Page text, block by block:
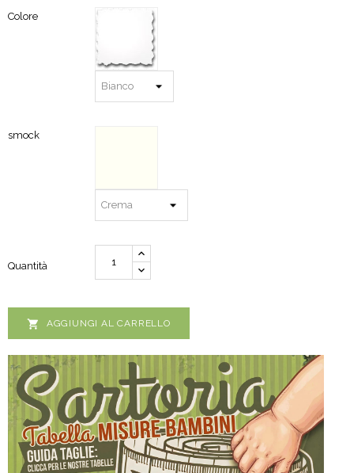
Colore
smock
Quantità
 AGGIUNGI AL CARRELLO